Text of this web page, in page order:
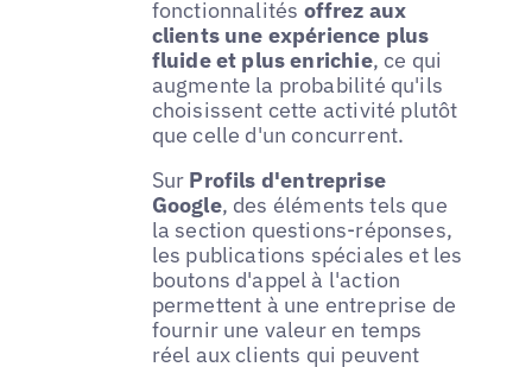
fonctionnalités offrez aux
clients une expérience plus
fluide et plus enrichie, ce qui
augmente la probabilité qu'ils
choisissent cette activité plutôt
que celle d'un concurrent.
Sur Profils d'entreprise
Google, des éléments tels que
la section questions-réponses,
les publications spéciales et les
boutons d'appel à l'action
permettent à une entreprise de
fournir une valeur en temps
réel aux clients qui peuvent